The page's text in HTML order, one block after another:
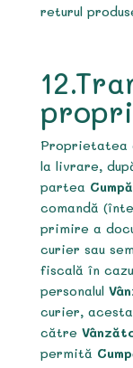
returul
Proprietatea
la livrare,
partea
comandă
primire a
curier sau
fiscală în
personalul
curier,
către
permită